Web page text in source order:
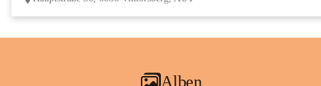
Alben